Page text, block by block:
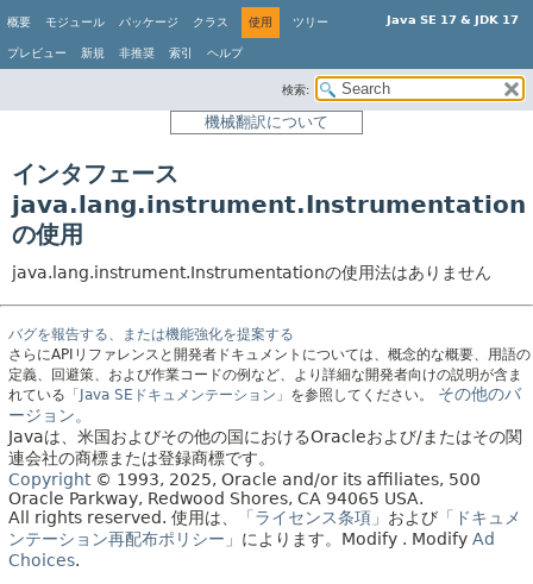
Java SE 17 & JDK 17
概要 モジュール パッケージ クラス 使用 ツリー
プレビュー 新規 非推奨 索引 ヘルプ
検索:
機械翻訳について
インタフェース
java.lang.instrument.Instrumentation
の使用
java.lang.instrument.Instrumentationの使用法はありません
バグを報告する、または機能強化を提案する
さらにAPIリファレンスと開発者ドキュメントについては、概念的な概要、用語の
定義、回避策、および作業コードの例など、より詳細な開発者向けの説明が含ま
れている 「Java SEドキュメンテーション」 を参照してください。
その他のバ
ージョン。
Javaは、米国およびその他の国におけるOracleおよび/またはその関
連会社の商標または登録商標です。
Copyright© 1993, 2025, Oracle and/or its affiliates, 500
Oracle Parkway, Redwood Shores, CA 94065 USA.
All rights reserved. 使用は、 「ライセンス条項」 および 「ドキュメ
ンテーション再配布ポリシー」 によります。 Modify . Modify Ad
Choices.